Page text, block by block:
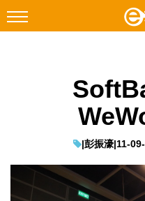
Instagram
遊戲動漫
教學評測
|彭振濠|11-